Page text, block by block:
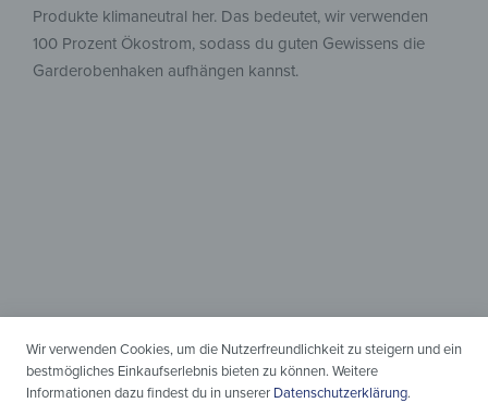
Produkte klimaneutral her. Das bedeutet, wir verwenden
100 Prozent Ökostrom, sodass du guten Gewissens die
Garderobenhaken aufhängen kannst.
beschreibbar
Für alles, was du aufhängen
Wir verwenden Cookies, um die Nutzerfreundlichkeit zu steigern und ein
bestmögliches Einkaufserlebnis bieten zu können. Weitere
Informationen dazu findest du in unserer Datenschutzerklärung.